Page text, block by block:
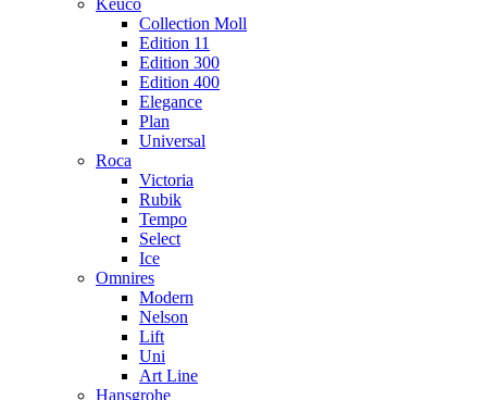
Keuco
Collection Moll
Edition 11
Edition 300
Edition 400
Elegance
Plan
Universal
Roca
Victoria
Rubik
Tempo
Select
Ice
Omnires
Modern
Nelson
Lift
Uni
Art Line
Hansgrohe